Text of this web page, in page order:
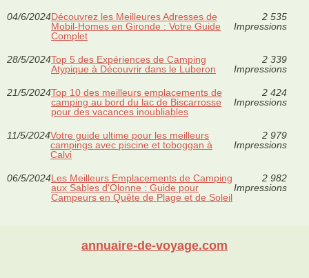
04/6/2024Découvrez les Meilleures Adresses de
Mobil-Homes en Gironde : Votre Guide
Complet
2 535
Impressions
28/5/2024Top 5 des Expériences de Camping
Atypique à Découvrir dans le Luberon
2 339
Impressions
21/5/2024Top 10 des meilleurs emplacements de
camping au bord du lac de Biscarrosse
pour des vacances inoubliables
2 424
Impressions
11/5/2024Votre guide ultime pour les meilleurs
campings avec piscine et toboggan à
Calvi
2 979
Impressions
06/5/2024Les Meilleurs Emplacements de Camping
aux Sables d'Olonne : Guide pour
Campeurs en Quête de Plage et de Soleil
2 982
Impressions
annuaire-de-voyage.com